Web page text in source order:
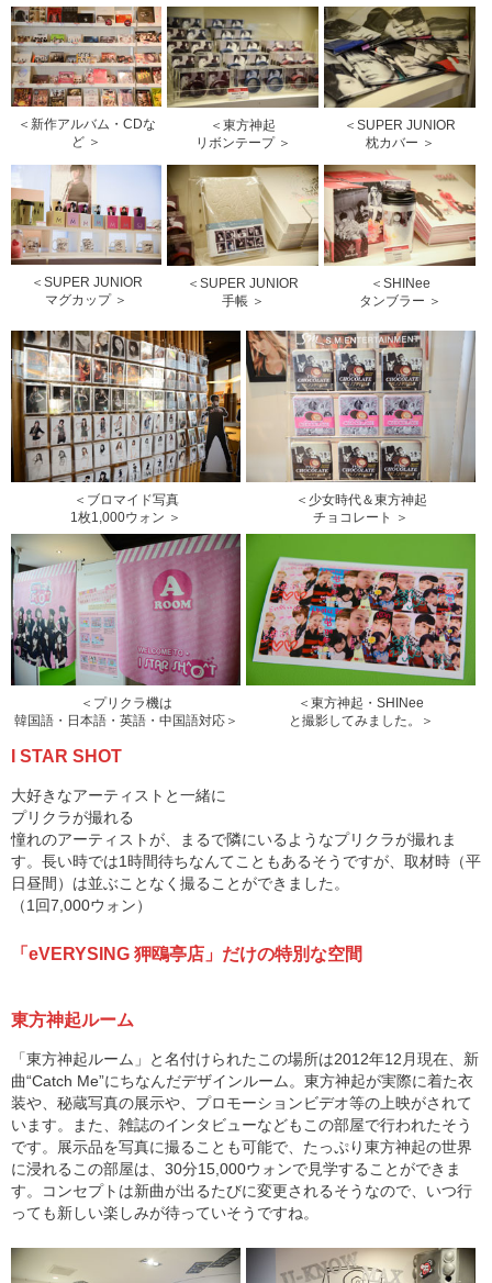
＜新作アルバム・CDな
ど ＞
＜東方神起
リボンテープ ＞
＜SUPER JUNIOR
枕カバー ＞
＜SUPER JUNIOR
マグカップ ＞
＜SUPER JUNIOR
手帳 ＞
＜SHINee
タンブラー ＞
＜ブロマイド写真
1枚1,000ウォン ＞
＜少女時代＆東方神起
チョコレート ＞
＜プリクラ機は
韓国語・日本語・英語・中国語対応＞
＜東方神起・SHINee
と撮影してみました。＞
I STAR SHOT
大好きなアーティストと一緒に
プリクラが撮れる
憧れのアーティストが、まるで隣にいるようなプリクラが撮れま
す。長い時では1時間待ちなんてこともあるそうですが、取材時（平
日昼間）は並ぶことなく撮ることができました。
（1回7,000ウォン）
「eVERYSING 狎鴎亭店」だけの特別な空間
東方神起ルーム
「東方神起ルーム」と名付けられたこの場所は2012年12月現在、新
曲“Catch Me”にちなんだデザインルーム。東方神起が実際に着た衣
装や、秘蔵写真の展示や、プロモーションビデオ等の上映がされて
います。また、雑誌のインタビューなどもこの部屋で行われたそう
です。展示品を写真に撮ることも可能で、たっぷり東方神起の世界
に浸れるこの部屋は、30分15,000ウォンで見学することができま
す。コンセプトは新曲が出るたびに変更されるそうなので、いつ行
っても新しい楽しみが待っていそうですね。